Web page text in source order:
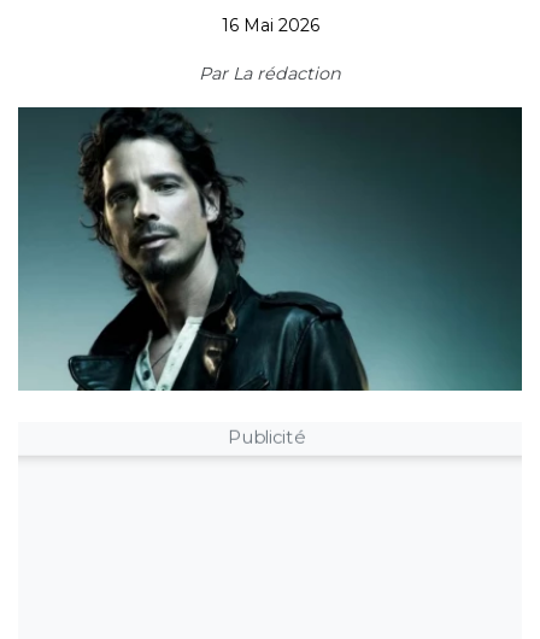
16 Mai 2026
Par La rédaction
Publicité